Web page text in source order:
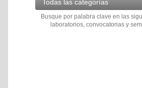
Todas las categorías
Busque por palabra clave en las
laboratorios, convocatorias y